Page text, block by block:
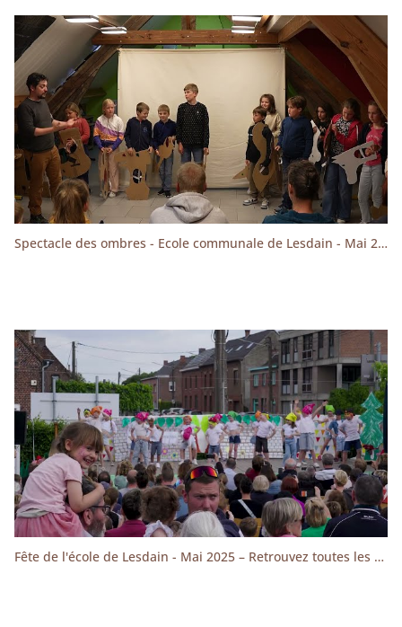
Spectacle des ombres - Ecole communale de Lesdain - Mai 2025
Fête de l'école de Lesdain - Mai 2025 – Retrouvez toutes les danses